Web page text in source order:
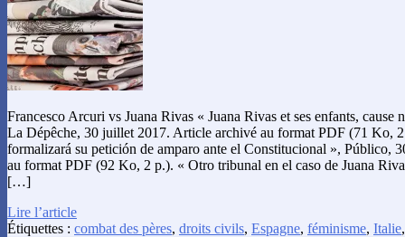
Francesco Arcuri vs Juana Rivas « Juana Rivas et ses enfants, cause
La Dépêche, 30 juillet 2017. Article archivé au format PDF (71 Ko,
formalizará su petición de amparo ante el Constitucional », Público,
au format PDF (92 Ko, 2 p.). « Otro tribunal en el caso de Juana
[…]
Lire l’article
Étiquettes : combat des pères, droits civils, Espagne, féminisme, Italie